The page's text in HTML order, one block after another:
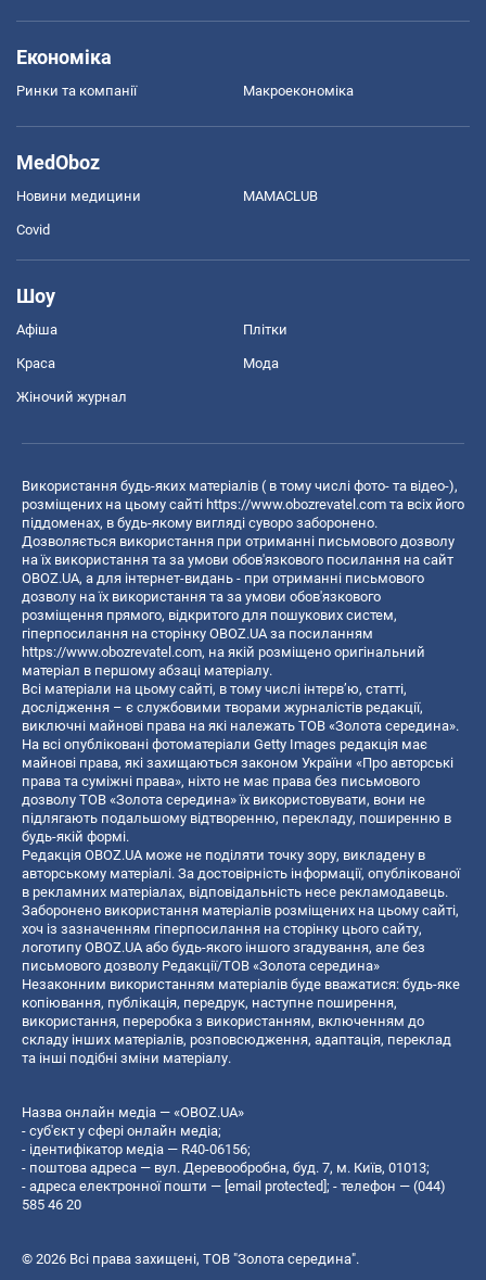
Економіка
Ринки та компанії Макроекономіка
MedOboz
Новини медицини MAMACLUB
Covid
Шоу
Афіша Плітки
Краса Мода
Жіночий журнал
Використання будь-яких матеріалів ( в тому числі фото- та відео-),
розміщених на цьому сайті https://www.obozrevatel.com та всіх його
піддоменах, в будь-якому вигляді суворо заборонено.
Дозволяється використання при отриманні письмового дозволу
на їх використання та за умови обов'язкового посилання на сайт
OBOZ.UA, а для інтернет-видань - при отриманні письмового
дозволу на їх використання та за умови обов'язкового
розміщення прямого, відкритого для пошукових систем,
гіперпосилання на сторінку OBOZ.UA за посиланням
https://www.obozrevatel.com, на якій розміщено оригінальний
матеріал в першому абзаці матеріалу.
Всі матеріали на цьому сайті, в тому числі інтерв’ю, статті,
дослідження – є службовими творами журналістів редакції,
виключні майнові права на які належать ТОВ «Золота середина».
На всі опубліковані фотоматеріали Getty Images редакція має
майнові права, які захищаються законом України «Про авторські
права та суміжні права», ніхто не має права без письмового
дозволу ТОВ «Золота середина» їх використовувати, вони не
підлягають подальшому відтворенню, перекладу, поширенню в
будь-якій формі.
Редакція OBOZ.UA може не поділяти точку зору, викладену в
авторському матеріалі. За достовірність інформації, опублікованої
в рекламних матеріалах, відповідальність несе рекламодавець.
Заборонено використання матеріалів розміщених на цьому сайті,
хоч із зазначенням гіперпосилання на сторінку цього сайту,
логотипу OBOZ.UA або будь-якого іншого згадування, але без
письмового дозволу Редакції/ТОВ «Золота середина»
Незаконним використанням матеріалів буде вважатися: будь-яке
копiювання, публiкацiя, передрук, наступне поширення,
використання, переробка з використанням, включенням до
складу інших матеріалів, розповсюдження, адаптація, переклад
та інші подібні зміни матеріалу.
Назва онлайн медіа — «OBOZ.UA»
- суб'єкт у сфері онлайн медіа;
- ідентифікатор медіа — R40-06156;
- поштова адреса — вул. Деревообробна, буд. 7, м. Київ, 01013;
- адреса електронної пошти — [email protected] ; - телефон — (044)
585 46 20
© 2026 Всі права захищені, ТОВ "Золота середина".